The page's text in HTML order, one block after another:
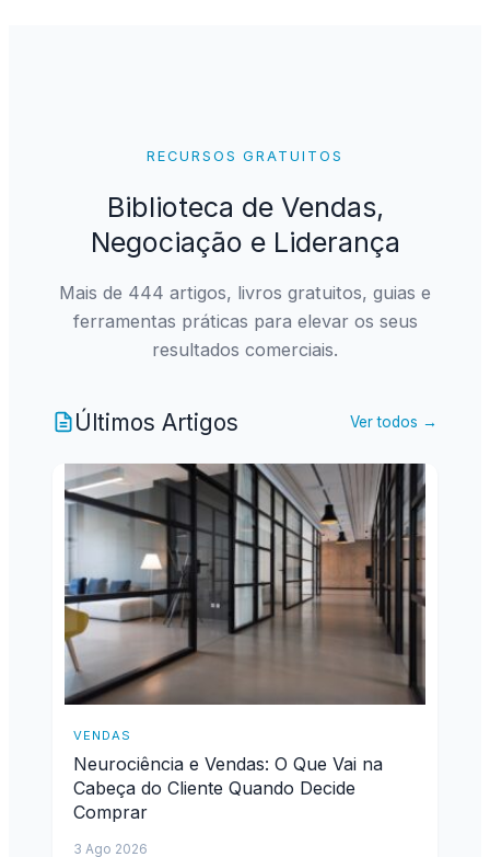
RECURSOS GRATUITOS
Biblioteca de Vendas,
Negociação e Liderança
Mais de 444 artigos, livros gratuitos, guias e
ferramentas práticas para elevar os seus
resultados comerciais.
Últimos Artigos Ver todos →
VENDAS
Neurociência e Vendas: O Que Vai na
Cabeça do Cliente Quando Decide
Comprar
3 Ago 2026